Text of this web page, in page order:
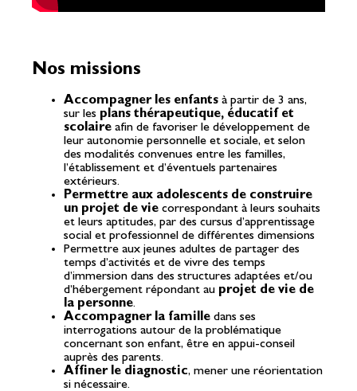
Nos missions
Accompagner les enfants à partir de 3 ans,
sur les plans thérapeutique, éducatif et
scolaire afin de favoriser le développement de
leur autonomie personnelle et sociale, et selon
des modalités convenues entre les familles,
l’établissement et d’éventuels partenaires
extérieurs.
Permettre aux adolescents de construire
un projet de vie correspondant à leurs souhaits
et leurs aptitudes, par des cursus d’apprentissage
social et professionnel de différentes dimensions
Permettre aux jeunes adultes de partager des
temps d’activités et de vivre des temps
d’immersion dans des structures adaptées et/ou
d’hébergement répondant au projet de vie de
la personne.
Accompagner la famille dans ses
interrogations autour de la problématique
concernant son enfant, être en appui-conseil
auprès des parents.
Affiner le diagnostic, mener une réorientation
si nécessaire.